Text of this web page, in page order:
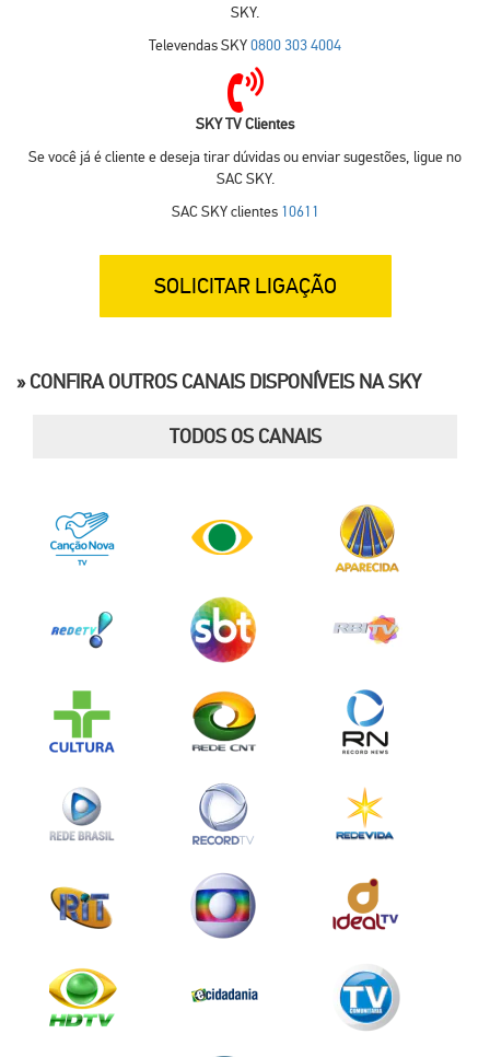
SKY.
Televendas SKY0800 303 4004
SKY TV Clientes
Se você já é cliente e deseja tirar dúvidas ou enviar sugestões, ligue no
SAC SKY.
SAC SKY clientes 10611
SOLICITAR LIGAÇÃO
» CONFIRA OUTROS CANAIS DISPONÍVEIS NA SKY
TODOS OS CANAIS